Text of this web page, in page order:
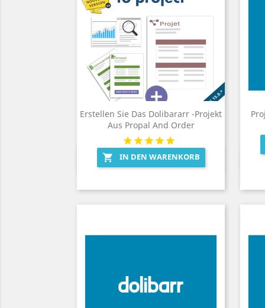
Erstellen Sie Das Dolibararr -Projekt
Aus Propal And Order
 IN DEN WARENKORB
Vorschau